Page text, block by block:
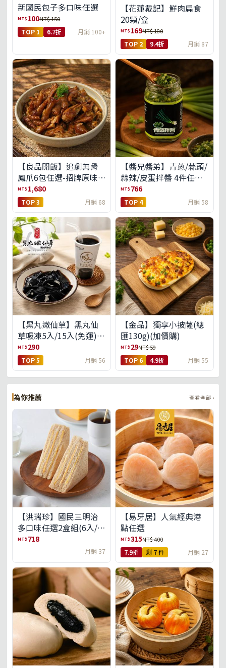
新國民包子多口味任選
NT$ 100NT$ 150
TOP 1 6.7折 月銷 100+
【花蓮戴記】鮮肉扁食
20顆/盒
NT$ 169NT$ 180
TOP 2 9.4折 月銷 87
【良品開飯】追劇無骨
鳳爪6包任選-招牌原味/
濃濃蒜香/過癮麻辣(免運
組)
NT$ 1,680
TOP 3 月銷 68
【醬兄醬弟】青蔥/蒜頭/
蒜辣/皮蛋拌醬 4件任選
(免運組)
NT$ 766
TOP 4 月銷 58
【黑丸嫩仙草】黑丸仙
草吸凍5入/15入(免運)
(預購中8/14出貨)
NT$ 290
TOP 5 月銷 56
【金品】獨享小披薩(總
匯130g)(加價購)
NT$ 29NT$ 59
TOP 6 4.9折 月銷 55
為你推薦 查看全部 ›
【洪瑞珍】國民三明治
多口味任選2盒組(6入/
盒)(免運)
NT$ 718
月銷 37
【易牙居】人氣經典港
點任選
NT$315NT$ 400
7.9折 剩 7 件 月銷 27